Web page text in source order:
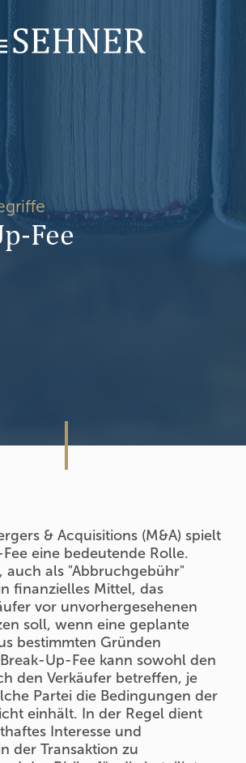
Fee
& Acquisitions (M&A) spielt
eine bedeutende Rolle.
auch als "Abbruchgebühr"
finanzielles Mittel, das
vor unvorhergesehenen
soll, wenn eine geplante
bestimmten Gründen
Up-Fee kann sowohl den
den Verkäufer betreffen, je
Partei die Bedingungen der
einhält. In der Regel dient
Interesse und
der Transaktion zu